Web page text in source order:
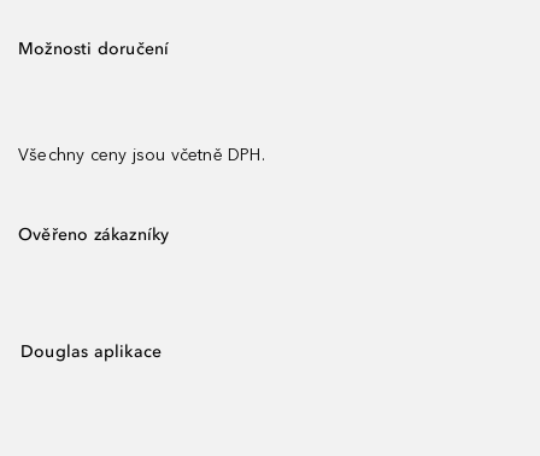
Možnosti doručení
Všechny ceny jsou včetně DPH.
Ověřeno zákazníky
Douglas aplikace